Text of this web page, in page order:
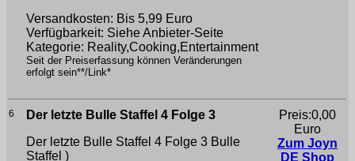
Versandkosten: Bis 5,99 Euro
Verfügbarkeit: Siehe Anbieter-Seite
Kategorie: Reality,Cooking,Entertainment
Seit der Preiserfassung können Veränderungen
erfolgt sein**/Link*
6
Der letzte Bulle Staffel 4 Folge 3
Der letzte Bulle Staffel 4 Folge 3 Bulle
Staffel )
Preis:0,00
Euro
Zum Joyn
DE Shop